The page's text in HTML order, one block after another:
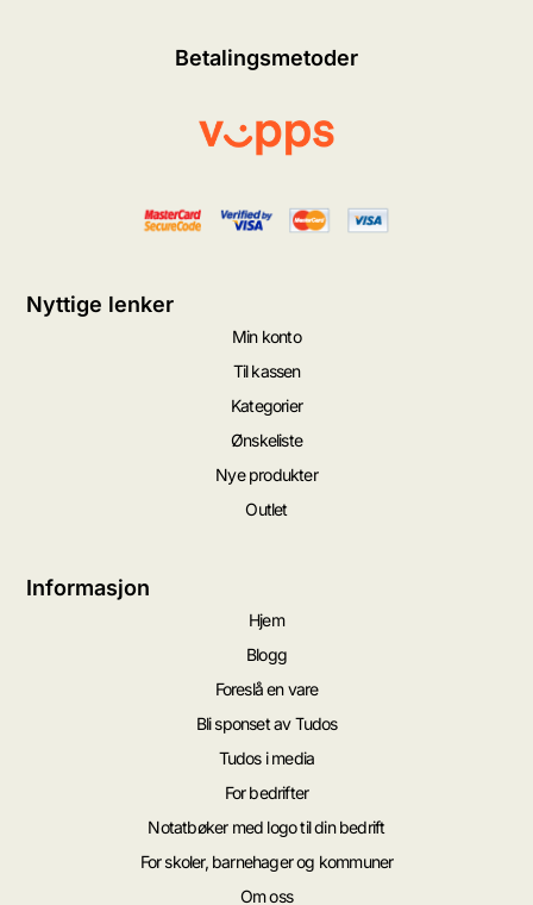
Betalingsmetoder
Nyttige lenker
Min konto
Til kassen
Kategorier
Ønskeliste
Nye produkter
Outlet
Informasjon
Hjem
Blogg
Foreslå en vare
Bli sponset av Tudos
Tudos i media
For bedrifter
Notatbøker med logo til din bedrift
For skoler, barnehager og kommuner
Om oss